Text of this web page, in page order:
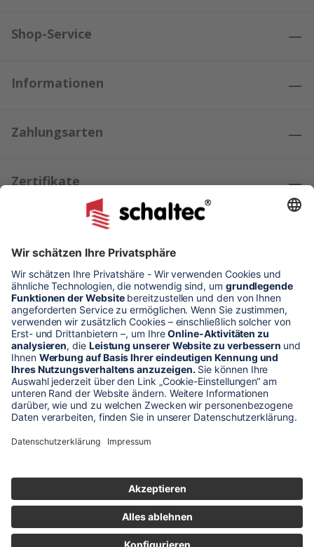
Shop-Service
Informationen
Zahlungsarten
Zertifikate
Kundenmeinungen
* Alle Preise verstehen sich zzgl. Mehrwertsteuer und Versandkosten
Unser Shop-Angebot richtet sich nur an gewerbliche
** LP = Listenneupreis (netto) des Herstellers
Mitarbeitern bearbeitet. Sie erhalten in jedem Fall ein Angebot bzw.
eine Auftragsbestätigung.
Produktabbildungen von Gebrauchtartikeln entsprechen nicht immer
der vorrätigen Ware - sie können ähnliche Produkte zeigen.